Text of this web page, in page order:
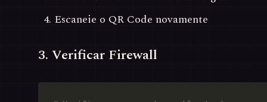
Escaneie o QR Code novamente
3. Verificar Firewall